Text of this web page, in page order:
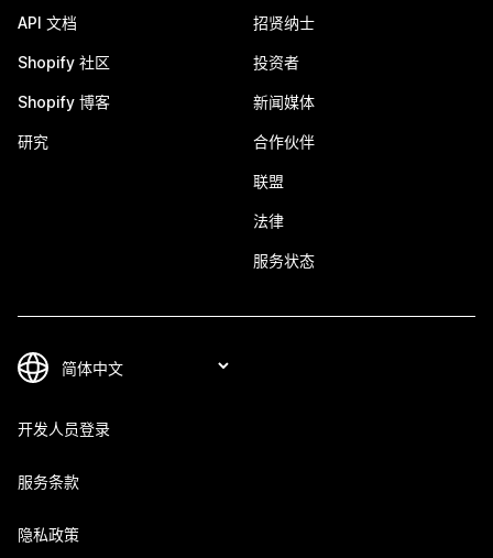
API 文档
Shopify 社区
Shopify 博客
研究
招贤纳士
投资者
新闻媒体
合作伙伴
联盟
法律
服务状态
开发人员登录
服务条款
隐私政策